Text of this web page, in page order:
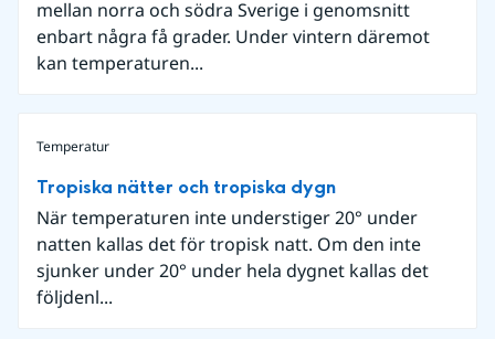
mellan norra och södra Sverige i genomsnitt
enbart några få grader. Under vintern däremot
kan temperaturen...
Temperatur
Tropiska nätter och tropiska dygn
När temperaturen inte understiger 20° under
natten kallas det för tropisk natt. Om den inte
sjunker under 20° under hela dygnet kallas det
följdenl...